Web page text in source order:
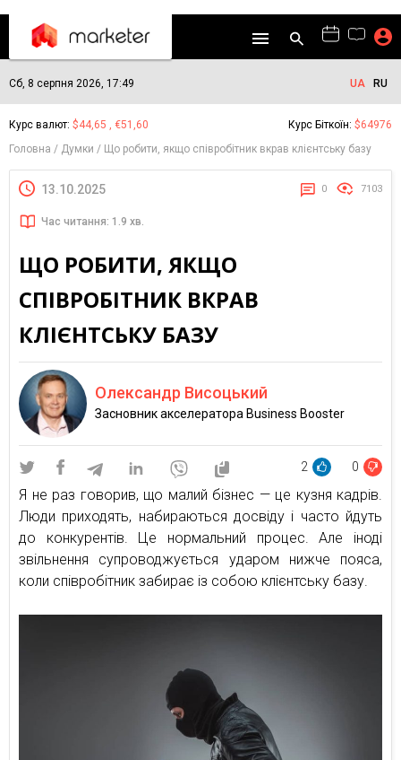
Сб, 8 серпня 2026, 17:49 UA RU
Курс валют: $44,65 , €51,60 Курс Біткоїн: $64976
Головна
Думки Що робити, якщо співробітник вкрав клієнтську базу
13.10.2025 0 7103
Час читання: 1.9 хв.
ЩО РОБИТИ, ЯКЩО
СПІВРОБІТНИК ВКРАВ
КЛІЄНТСЬКУ БАЗУ
Олександр Висоцький
Засновник акселератора Business Booster
2 0
Я не раз говорив, що малий бізнес — це кузня кадрів.
Люди приходять, набираються досвіду і часто йдуть
до конкурентів. Це нормальний процес. Але іноді
звільнення супроводжується ударом нижче пояса,
коли співробітник забирає із собою клієнтську базу.